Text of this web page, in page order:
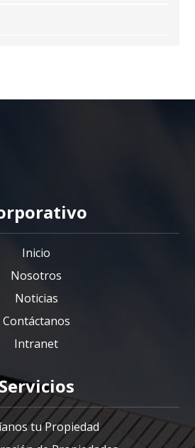
Inicio
Nosotros
Noticias
Contáctanos
Intranet
tu Propiedad